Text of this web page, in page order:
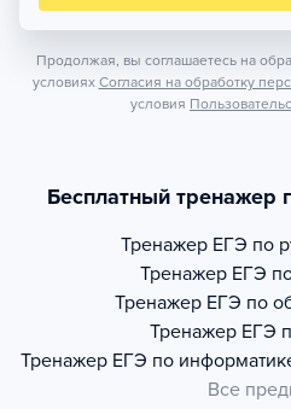
Продолжая, вы соглашаетесь на
условиях Согласия на обработку
условия
Бесплатный тренажер
Тренажер ЕГЭ по
Тренажер ЕГЭ
Тренажер ЕГЭ по
Тренажер ЕГЭ
Тренажер ЕГЭ по
Все